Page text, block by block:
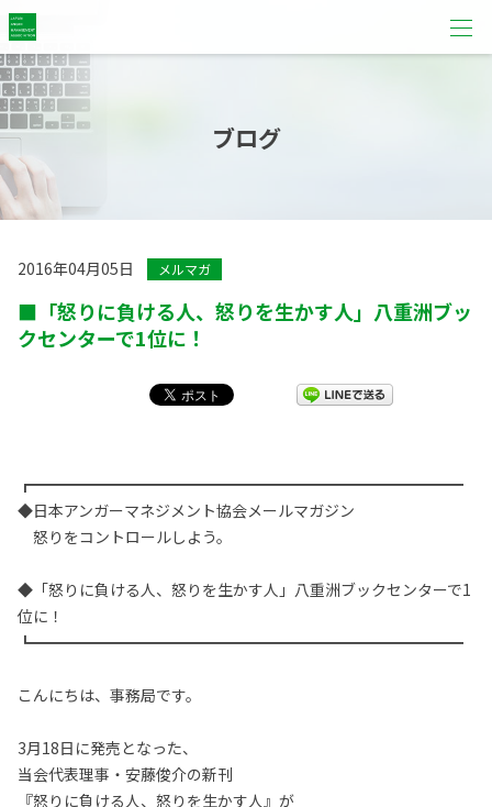
ブログ
2016年04月05日 メルマガ
■「怒りに負ける人、怒りを生かす人」八重洲ブッ
クセンターで1位に！
┏━━━━━━━━━━━━━━━━━━━━━━━━━━━━
◆日本アンガーマネジメント協会メールマガジン
怒りをコントロールしよう。
◆「怒りに負ける人、怒りを生かす人」八重洲ブックセンターで1
位に！
┗━━━━━━━━━━━━━━━━━━━━━━━━━━━━
こんにちは、事務局です。
3月18日に発売となった、
当会代表理事・安藤俊介の新刊
『怒りに負ける人、怒りを生かす人』が